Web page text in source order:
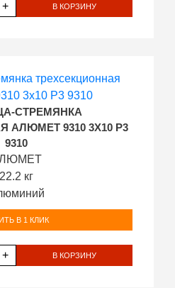
+ В КОРЗИНУ
СТРЕМЯНКА
АЛЮМЕТ 9310 3Х10 P3
9310
22.2 кг
В 1 КЛИК
+ В КОРЗИНУ